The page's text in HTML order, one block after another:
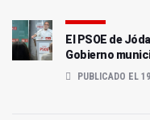
El PSOE de
Gobierno
PUBLICADO EL